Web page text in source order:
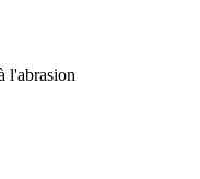
l'abrasion